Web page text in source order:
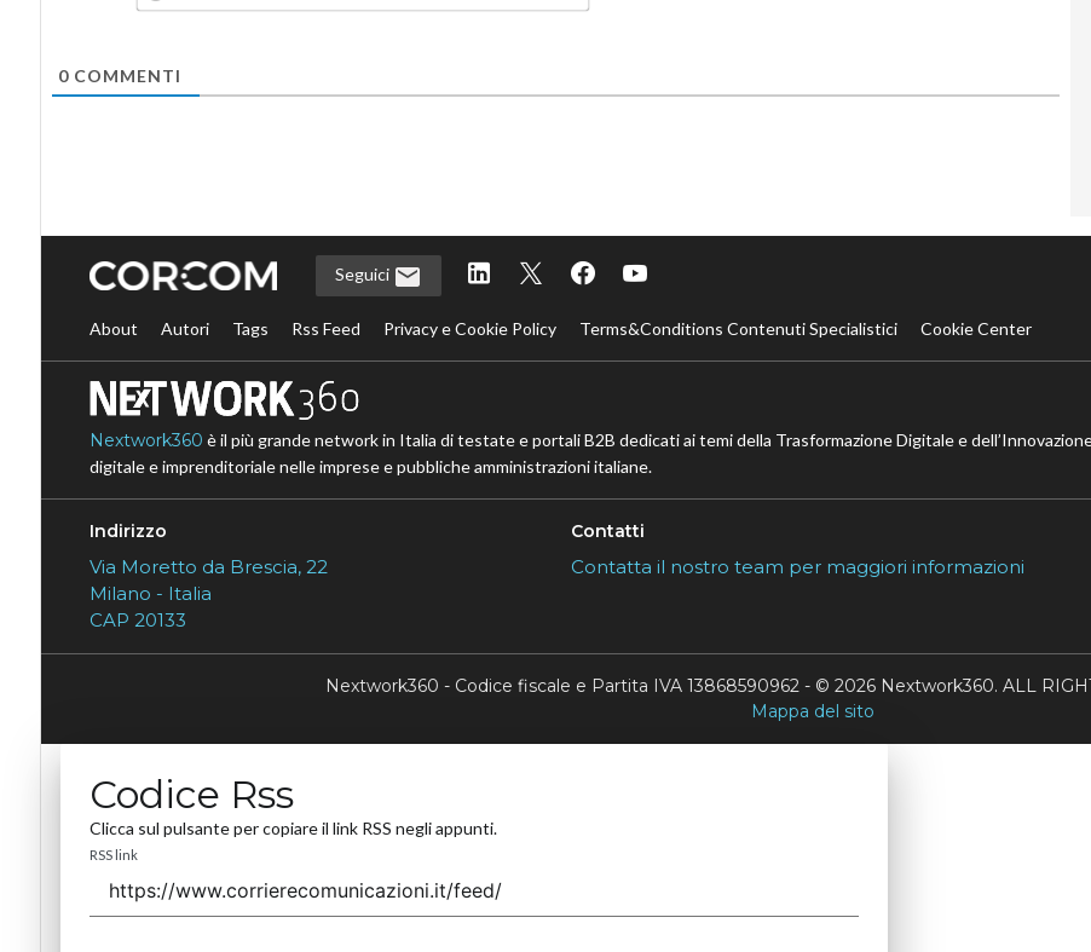
0COMMENTI
Seguici
About Autori Tags Rss Feed Privacy e Cookie Policy Terms&Conditions Contenuti Specialistici Cookie Center
Nextwork360 è il più grande network in Italia di testate e portali B2B dedicati ai temi della Trasformazione Digitale e
digitale e imprenditoriale nelle imprese e pubbliche amministrazioni italiane.
Indirizzo
Via Moretto da Brescia, 22
Milano - Italia
CAP 20133
Contatti
Contatta il nostro team per maggiori informazioni
Nextwork360 - Codice fiscale e Partita IVA 13868590962 - © 2026 Nextwork360. ALL
Mappa del sito
Codice Rss
Clicca sul pulsante per copiare il link RSS negli appunti.
RSS link